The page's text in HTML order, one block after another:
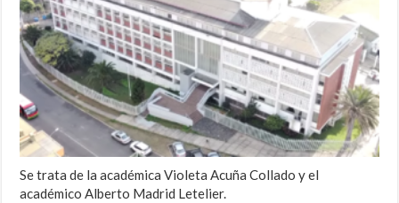
Se trata de la académica Violeta Acuña Collado y el
académico Alberto Madrid Letelier.